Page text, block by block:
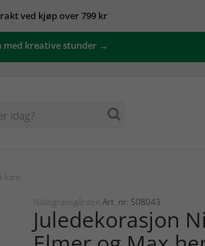
ved kjøp over 799 kr
med kreative stunder →
kant
Nääsgränsgården Art. nr: 508043
Juledekorasjon